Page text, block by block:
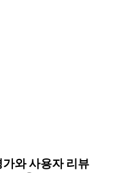
가와 사용자 리뷰